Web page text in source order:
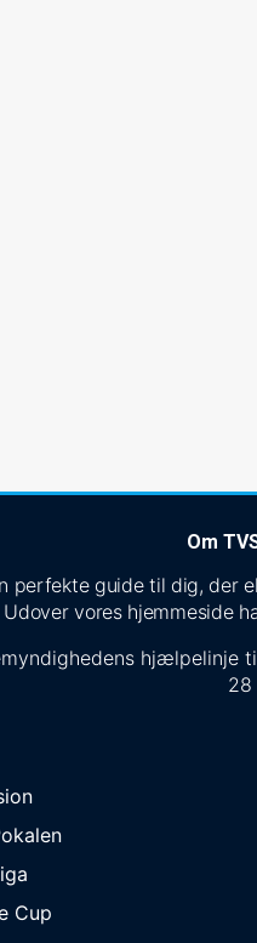
Om
guide til dig, der
vores hjemmeside
hjælpelinje
28
Cup